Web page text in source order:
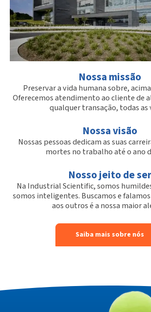
Nossa missão
Preservar a vida humana sobre,
Oferecemos atendimento ao cliente de
qualquer transação, todas as
Nossa visão
Nossas pessoas dedicam as suas
mortes no trabalho até o ano
Nosso jeito de ser
Na Industrial Scientific, somos
somos inteligentes. Buscamos e
aos outros é a nossa maior
Saiba mais sobre nós